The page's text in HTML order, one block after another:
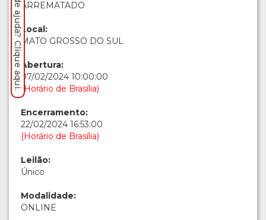
ARREMATADO
Local:
MATO GROSSO DO SUL
Abertura:
07/02/2024 10:00:00
(Horário de Brasília)
Encerramento:
22/02/2024 16:53:00
(Horário de Brasília)
Leilão:
Único
Modalidade:
ONLINE
Precisa de ajuda? Clique aqui.